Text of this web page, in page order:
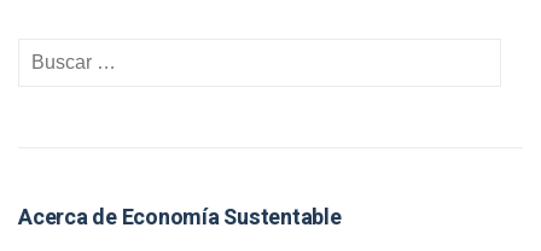
Acerca de Economía Sustentable